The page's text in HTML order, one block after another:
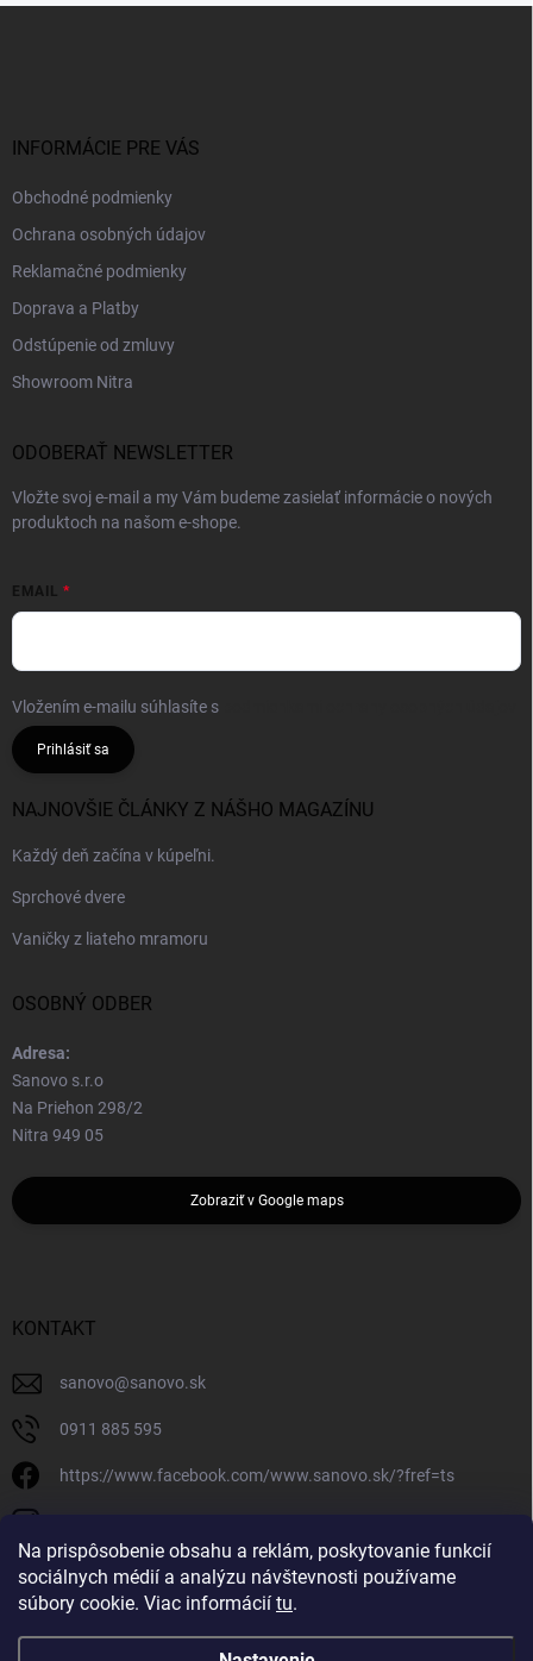
Na prispôsobenie obsahu a reklám, poskytovanie funkcií
sociálnych médií a analýzu návštevnosti používame
súbory cookie. Viac informácií tu.
INFORMÁCIE PRE VÁS
Obchodné podmienky
Ochrana osobných údajov
Reklamačné podmienky
Doprava a Platby
Odstúpenie od zmluvy
Showroom Nitra
ODOBERAŤ NEWSLETTER
Vložte svoj e-mail a my Vám budeme zasielať informácie o nových
produktoch na našom e-shope.
EMAIL
Vložením e-mailu súhlasíte s
Prihlásiť sa
NAJNOVŠIE ČLÁNKY Z NÁŠHO MAGAZÍNU
Každý deň začína v kúpeľni.
Sprchové dvere
Vaničky z liateho mramoru
OSOBNÝ ODBER
Adresa:
Sanovo s.r.o
Na Priehon 298/2
Nitra 949 05
Zobraziť v Google maps
KONTAKT
sanovo@sanovo.sk
0911 885 595
https://www.facebook.com/www.sanovo.sk/?fref=ts